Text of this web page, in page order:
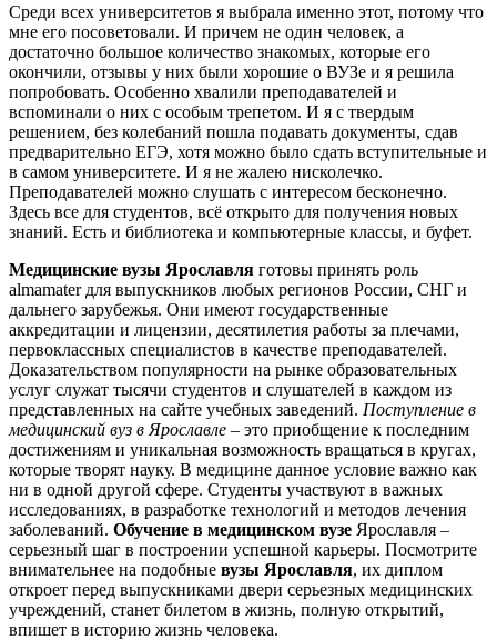
Среди всех университетов я выбрала именно этот, потому что
мне его посоветовали. И причем не один человек, а
достаточно большое количество знакомых, которые его
окончили, отзывы у них были хорошие о ВУЗе и я решила
попробовать. Особенно хвалили преподавателей и
вспоминали о них с особым трепетом. И я с твердым
решением, без колебаний пошла подавать документы, сдав
предварительно ЕГЭ, хотя можно было сдать вступительные и
в самом университете. И я не жалею нисколечко.
Преподавателей можно слушать с интересом бесконечно.
Здесь все для студентов, всё открыто для получения новых
знаний. Есть и библиотека и компьютерные классы, и буфет.
Медицинские вузы Ярославля готовы принять роль
almamater для выпускников любых регионов России, СНГ и
дальнего зарубежья. Они имеют государственные
аккредитации и лицензии, десятилетия работы за плечами,
первоклассных специалистов в качестве преподавателей.
Доказательством популярности на рынке образовательных
услуг служат тысячи студентов и слушателей в каждом из
представленных на сайте учебных заведений. Поступление в
медицинский вуз в Ярославле – это приобщение к последним
достижениям и уникальная возможность вращаться в кругах,
которые творят науку. В медицине данное условие важно как
ни в одной другой сфере. Студенты участвуют в важных
исследованиях, в разработке технологий и методов лечения
заболеваний. Обучение в медицинском вузе Ярославля –
серьезный шаг в построении успешной карьеры. Посмотрите
внимательнее на подобные вузы Ярославля, их диплом
откроет перед выпускниками двери серьезных медицинских
учреждений, станет билетом в жизнь, полную открытий,
впишет в историю жизнь человека.